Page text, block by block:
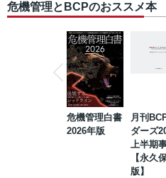
危機管理とBCPのおススメ本
危機管理白書
2026年版
月刊
ダーズ
上半期
【永久
版】